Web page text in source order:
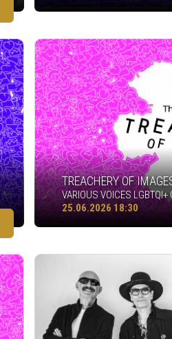
TREACHERY OF
VARIOUS VOICES LGBTQI+
25.06.2026 18:30